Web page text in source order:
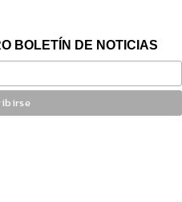
BOLETÍN DE NOTICIAS